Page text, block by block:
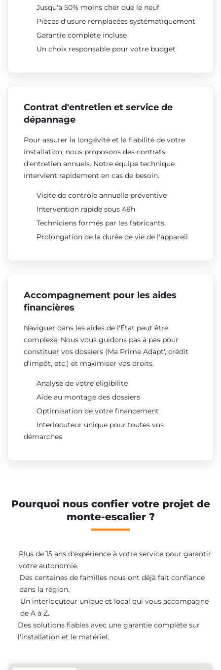
Jusqu'à 50% moins cher que le neuf
Pièces d'usure remplacées systématiquement
Garantie complète incluse
Un choix responsable pour votre budget
Contrat d'entretien et service de
dépannage
Pour assurer la longévité et la fiabilité de votre
installation, nous proposons des contrats
d'entretien annuels. Notre équipe technique
intervient rapidement en cas de besoin.
Visite de contrôle annuelle préventive
Intervention rapide sous 48h
Techniciens formés par les fabricants
Prolongation de la durée de vie de l'appareil
Accompagnement pour les aides
financières
Naviguer dans les aides de l'État peut être
complexe. Nous vous guidons pas à pas pour
constituer vos dossiers (Ma Prime Adapt', crédit
d'impôt, etc.) et maximiser vos droits.
Analyse de votre éligibilité
Aide au montage des dossiers
Optimisation de votre financement
Interlocuteur unique pour toutes vos
démarches
Pourquoi nous confier votre projet de
monte-escalier ?
Plus de 15 ans d'expérience à votre service pour garantir
votre autonomie.
Des centaines de familles nous ont déjà fait confiance
dans la région.
Un interlocuteur unique et local qui vous accompagne
de A à Z.
Des solutions fiables avec une garantie complète sur
l'installation et le matériel.